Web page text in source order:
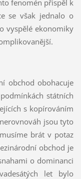
fenomén přispěl k
se však jednalo o
vyspělé ekonomiky
obchod obohacuje
státních
s kopírováním
jsou tyto
brát v potaz
obchod je
o dominanci
let bylo